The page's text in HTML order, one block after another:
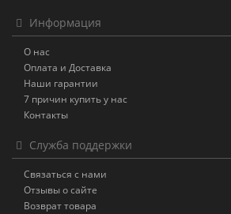
Информация
О нас
Оплата и Доставка
Наши гарантии
7 причин купить у нас
Контакты
Служба поддержки
Связаться с нами
Отзывы о сайте
Возврат товара